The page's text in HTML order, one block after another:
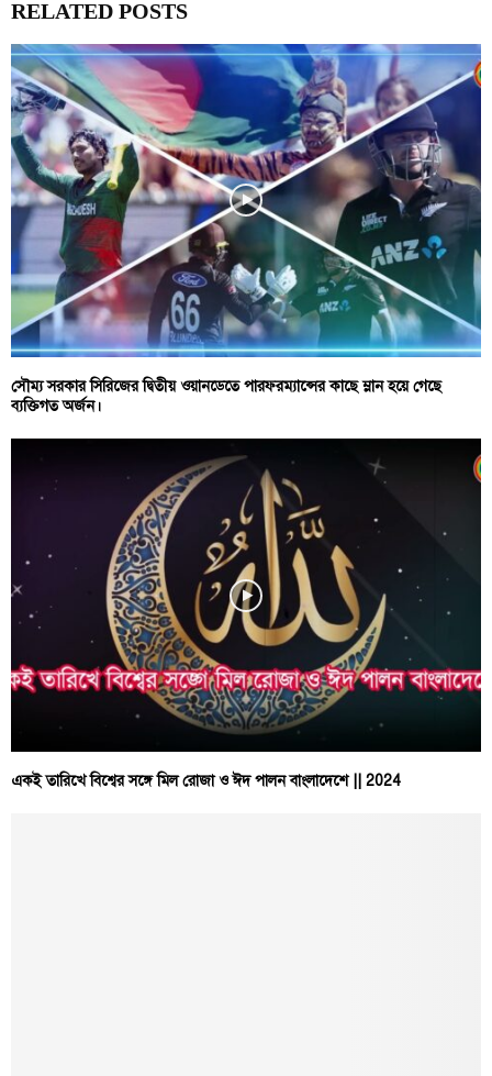
RELATED POSTS
সৌম্য সরকার সিরিজের দ্বিতীয় ওয়ানডেতে পারফরম্যান্সের কাছে ম্লান হয়ে গেছে
ব্যক্তিগত অর্জন।
একই তারিখে বিশ্বের সঙ্গে মিল রোজা ও ঈদ পালন বাংলাদেশে || 2024